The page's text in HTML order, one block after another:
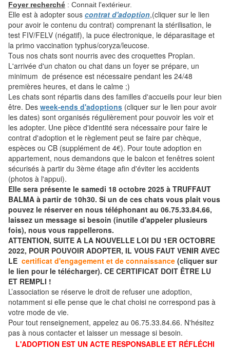
Foyer recherché : Connait l'extérieur.
Elle est à adopter sous contrat d'adoption,(cliquer sur le lien
pour avoir le contenu du contrat) comprenant la stérilisation, le
test FIV/FELV (négatif), la puce électronique, le déparasitage et
la primo vaccination typhus/coryza/leucose.
Tous nos chats sont nourris avec des croquettes Proplan.
L'arrivée d'un chaton ou chat dans un foyer se prépare, un
minimum de présence est nécessaire pendant les 24/48
premières heures, et dans le calme ;)
Les chats sont répartis dans des familles d'accueils pour leur bien
être. Des week-ends d'adoptions (cliquer sur le lien pour avoir
les dates) sont organisés régulièrement pour pouvoir les voir et
les adopter. Une pièce d'identité sera nécessaire pour faire le
contrat d'adoption et le règlement peut se faire par chèque,
espèces ou CB (supplément de 4€). Pour toute adoption en
appartement, nous demandons que le balcon et fenêtres soient
sécurisés à partir du 3ème étage afin d'éviter les accidents
(photos à l'appui).
Elle sera présente le samedi 18 octobre 2025 à TRUFFAUT
BALMA à partir de 10h30. Si un de ces chats vous plait vous
pouvez le réserver en nous téléphonant au 06.75.33.84.66,
laissez un message si besoin (inutile d'appeler plusieurs
fois), nous vous rappellerons.
ATTENTION, SUITE A LA NOUVELLE LOI DU 1ER OCTOBRE
2022, POUR POUVOIR ADOPTER, IL VOUS FAUT VENIR AVEC
LE certificat d'engagement et de connaissance (cliquer sur
le lien pour le télécharger). CE CERTIFICAT DOIT ÊTRE LU
ET REMPLI !
L’association se réserve le droit de refuser une adoption,
notamment si elle pense que le chat choisi ne correspond pas à
votre mode de vie.
Pour tout renseignement, appelez au 06.75.33.84.66. N'hésitez
pas à nous contacter et laisser un message si besoin.
L'ADOPTION EST UN ACTE RESPONSABLE ET RÉFLÉCHI